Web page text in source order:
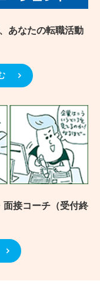
あなたの転職活動
面接コーチ（受付終